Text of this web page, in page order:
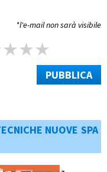
*l'e-mail non sarà visibile
PUBBLICA
NUOVE SPA